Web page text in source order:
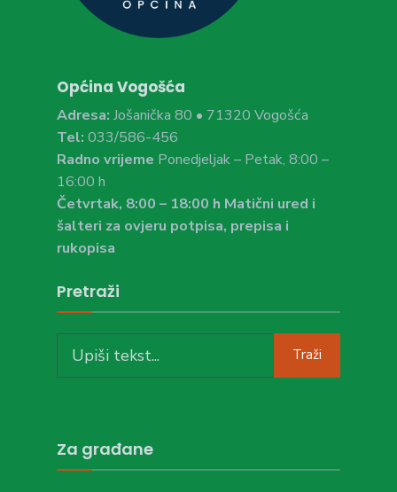
Općina Vogošća
Adresa: Jošanička 80 • 71320 Vogošća
Tel: 033/586-456
Radno vrijeme Ponedjeljak – Petak, 8:00 –
16:00 h
Četvrtak, 8:00 – 18:00 h Matični ured i
šalteri za ovjeru potpisa, prepisa i
rukopisa
Pretraži
for:
Traži
Za građane